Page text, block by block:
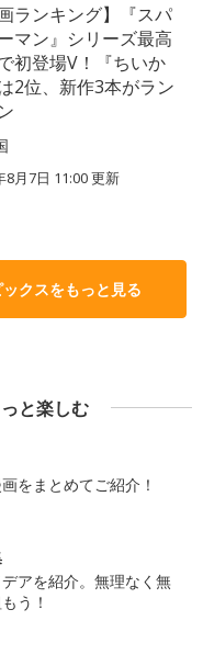
画ランキング】『スパ
マン』シリーズ最高
初登場V！『ちいか
2位、新作3本がラン
8月7日 11:00更新
クスをもっと見る
と楽しむ
をまとめてご紹介！
アを紹介。無理なく無
う！